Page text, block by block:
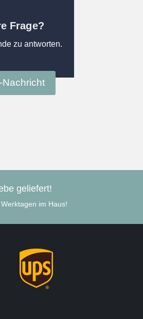
Frage?
zu antworten.
geliefert!
im Haus!